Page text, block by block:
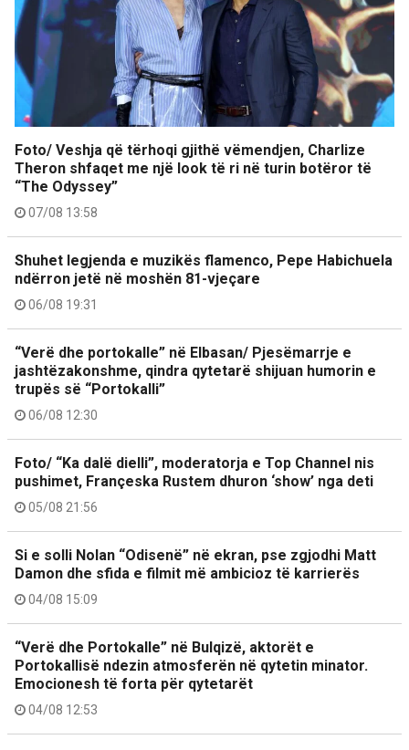
Foto/ Veshja që tërhoqi gjithë vëmendjen, Charlize
Theron shfaqet me një look të ri në turin botëror të
“The Odyssey”
07/08 13:58
Shuhet legjenda e muzikës flamenco, Pepe Habichuela
ndërron jetë në moshën 81-vjeçare
06/08 19:31
“Verë dhe portokalle” në Elbasan/ Pjesëmarrje e
jashtëzakonshme, qindra qytetarë shijuan humorin e
trupës së “Portokalli”
06/08 12:30
Foto/ “Ka dalë dielli”, moderatorja e Top Channel nis
pushimet, Françeska Rustem dhuron ‘show’ nga deti
05/08 21:56
Si e solli Nolan “Odisenë” në ekran, pse zgjodhi Matt
Damon dhe sfida e filmit më ambicioz të karrierës
04/08 15:09
“Verë dhe Portokalle” në Bulqizë, aktorët e
Portokallisë ndezin atmosferën në qytetin minator.
Emocionesh të forta për qytetarët
04/08 12:53